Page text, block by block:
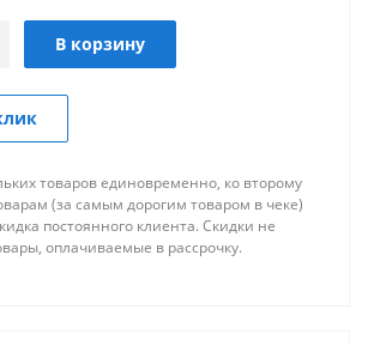
В корзину
товаров единовременно, ко второму
(за самым дорогим товаром в чеке)
постоянного клиента. Скидки не
оплачиваемые в рассрочку.